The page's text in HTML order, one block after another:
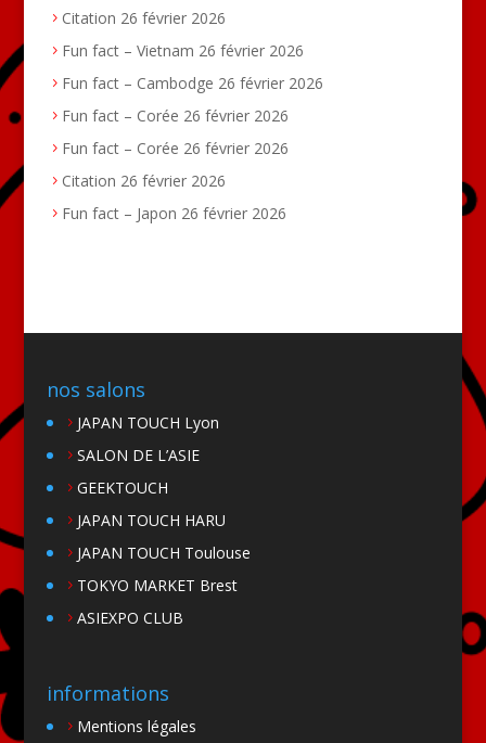
Citation 26 février 2026
Fun fact – Vietnam 26 février 2026
Fun fact – Cambodge 26 février 2026
Fun fact – Corée 26 février 2026
Fun fact – Corée 26 février 2026
Citation 26 février 2026
Fun fact – Japon 26 février 2026
nos salons
JAPAN TOUCH Lyon
SALON DE L’ASIE
GEEKTOUCH
JAPAN TOUCH HARU
JAPAN TOUCH Toulouse
TOKYO MARKET Brest
ASIEXPO CLUB
informations
Mentions légales